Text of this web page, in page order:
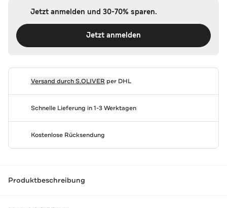
Jetzt anmelden und 30-70% sparen.
Jetzt anmelden
Versand durchS.OLIVER per DHL
Schnelle Lieferung in 1-3 Werktagen
Kostenlose Rücksendung
Produktbeschreibung